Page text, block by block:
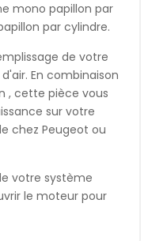
mono papillon par
par cylindre.
de votre
En combinaison
, cette pièce vous
sur votre
chez Peugeot ou
votre système
le moteur pour